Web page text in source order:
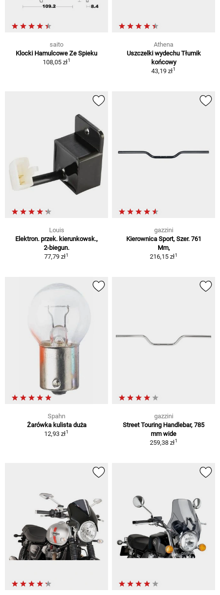
saito
Klocki Hamulcowe Ze Spieku
108,05 zł1
Athena
Uszczelki wydechu Tłumik
końcowy
43,19 zł1
Louis
Elektron. przek. kierunkowsk.,
2-biegun.
77,79 zł1
gazzini
Kierownica Sport, Szer. 761
Mm,
216,15 zł1
Spahn
Żarówka kulista duża
12,93 zł1
gazzini
Street Touring Handlebar, 785
mm wide
259,38 zł1